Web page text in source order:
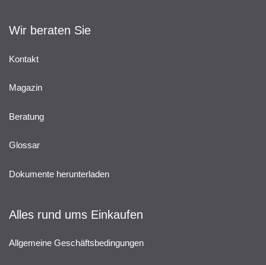
Wir beraten Sie
Kontakt
Magazin
Beratung
Glossar
Dokumente herunterladen
Alles rund ums Einkaufen
Allgemeine Geschäftsbedingungen